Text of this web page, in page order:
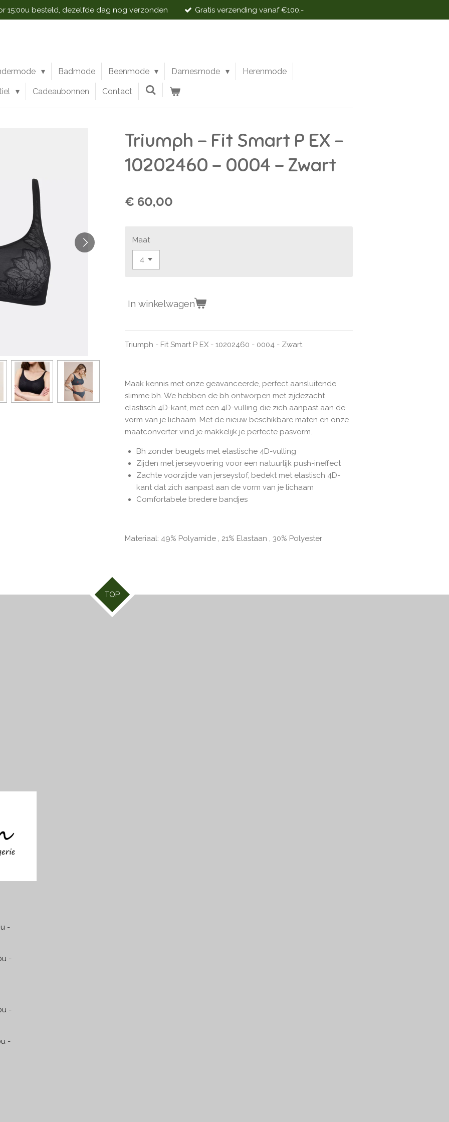
15:00u besteld, dezelfde dag nog verzonden Gratis verzending vanaf €100,-
Badmode Beenmode Damesmode Herenmode
Cadeaubonnen Contact
Triumph - Fit Smart P EX -
10202460 - 0004 - Zwart
€ 60,00
Maat
In winkelwagen
Triumph - Fit Smart P EX - 10202460 - 0004 - Zwart
Maak kennis met onze geavanceerde, perfect aansluitende
slimme bh. We hebben de bh ontworpen met zijdezacht
elastisch 4D-kant, met een 4D-vulling die zich aanpast aan de
vorm van je lichaam. Met de nieuw beschikbare maten en onze
maatconverter vind je makkelijk je perfecte pasvorm.
Bh zonder beugels met elastische 4D-vulling
Zijden met jerseyvoering voor een natuurlijk push-ineffect
Zachte voorzijde van jerseystof, bedekt met elastisch 4D-
kant dat zich aanpast aan de vorm van je lichaam
Comfortabele bredere bandjes
Materiaal: 49% Polyamide , 21% Elastaan , 30% Polyester
TOP
-
-
-
-